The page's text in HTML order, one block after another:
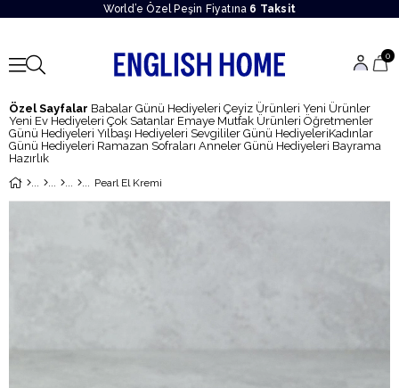
World’e Özel Peşin Fiyatına 6 Taksit
0
Özel Sayfalar Babalar Günü Hediyeleri Çeyiz Ürünleri Yeni Ürünler
Yeni Ev Hediyeleri Çok Satanlar Emaye Mutfak Ürünleri Öğretmenler
Günü Hediyeleri Yılbaşı Hediyeleri Sevgililer Günü HediyeleriKadınlar
Günü Hediyeleri Ramazan Sofraları Anneler Günü Hediyeleri Bayrama
Hazırlık
Pearl El Kremi